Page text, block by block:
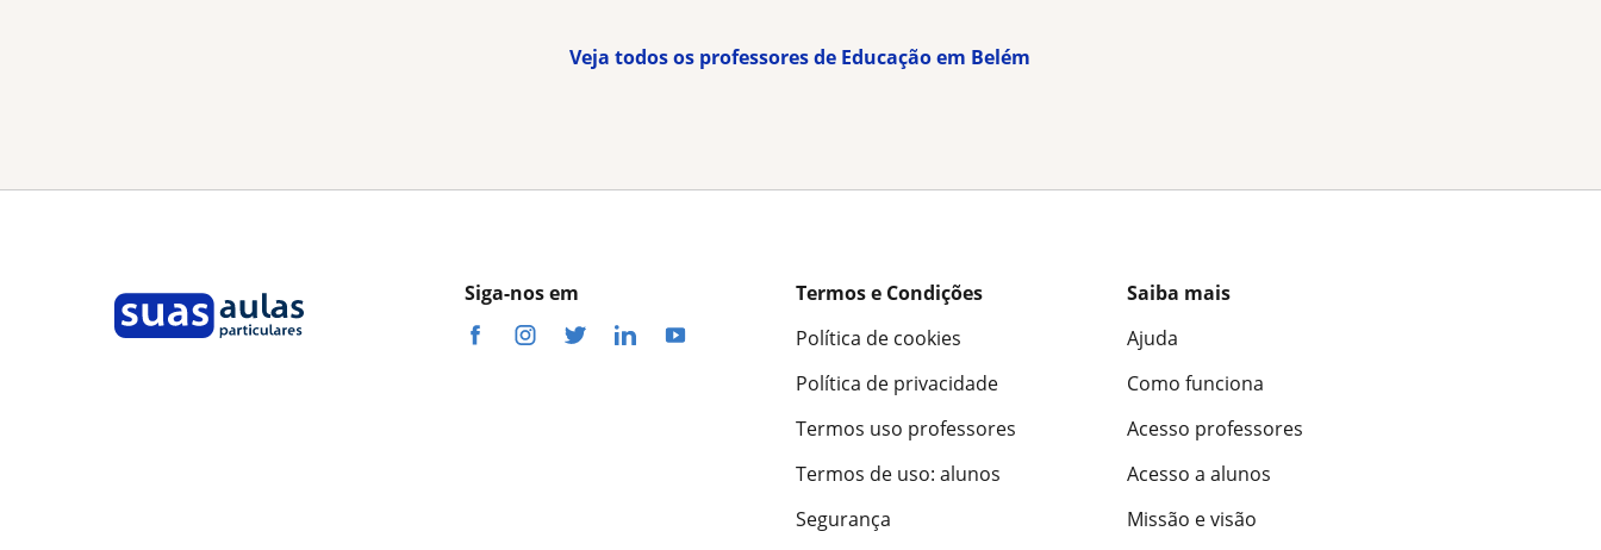
Veja todos os professores de Educação em Belém
Siga-nos em
Termos e Condições
Política de cookies
Política de privacidade
Termos uso professores
Termos de uso: alunos
Segurança
Saiba mais
Ajuda
Como funciona
Acesso professores
Acesso a alunos
Missão e visão